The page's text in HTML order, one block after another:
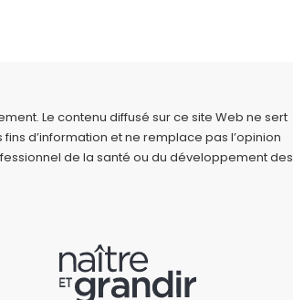
Le contenu diffusé sur ce site Web ne sert
fins d’information et ne remplace pas l’opinion
de la santé ou du développement des